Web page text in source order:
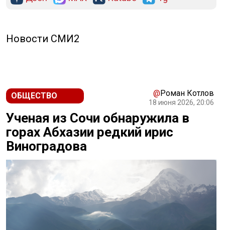
Новости СМИ2
ОБЩЕСТВО @Роман Котлов
18 июня 2026, 20:06
Ученая из Сочи обнаружила в
горах Абхазии редкий ирис
Виноградова